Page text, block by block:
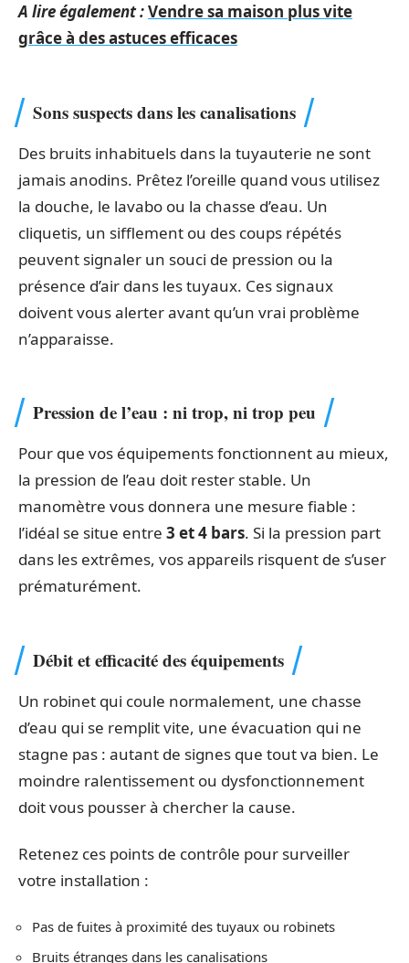
A lire également :Vendre sa maison plus vite
grâce à des astuces efficaces
Sons suspects dans les canalisations
Des bruits inhabituels dans la tuyauterie ne sont
jamais anodins. Prêtez l’oreille quand vous utilisez
la douche, le lavabo ou la chasse d’eau. Un
cliquetis, un sifflement ou des coups répétés
peuvent signaler un souci de pression ou la
présence d’air dans les tuyaux. Ces signaux
doivent vous alerter avant qu’un vrai problème
n’apparaisse.
Pression de l’eau : ni trop, ni trop peu
Pour que vos équipements fonctionnent au mieux,
la pression de l’eau doit rester stable. Un
manomètre vous donnera une mesure fiable :
l’idéal se situe entre 3 et 4 bars. Si la pression part
dans les extrêmes, vos appareils risquent de s’user
prématurément.
Débit et efficacité des équipements
Un robinet qui coule normalement, une chasse
d’eau qui se remplit vite, une évacuation qui ne
stagne pas : autant de signes que tout va bien. Le
moindre ralentissement ou dysfonctionnement
doit vous pousser à chercher la cause.
Retenez ces points de contrôle pour surveiller
votre installation :
Pas de fuites à proximité des tuyaux ou robinets
Bruits étranges dans les canalisations